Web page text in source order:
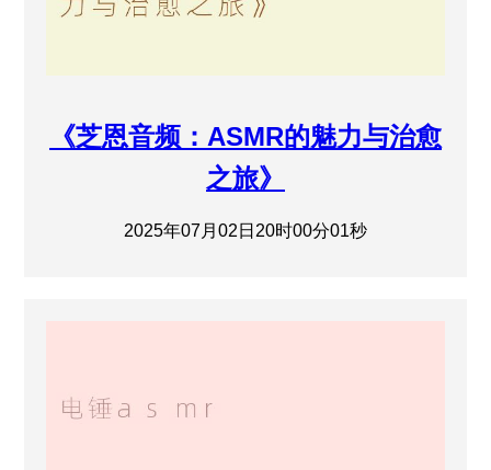
《芝恩音频：ASMR的魅力与治愈
之旅》
2025年07月02日20时00分01秒